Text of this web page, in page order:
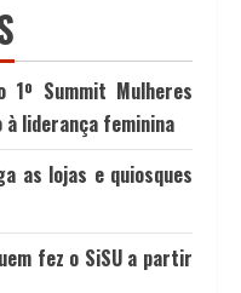
1º Summit Mulheres
liderança feminina
as lojas e quiosques
fez o SiSU a partir